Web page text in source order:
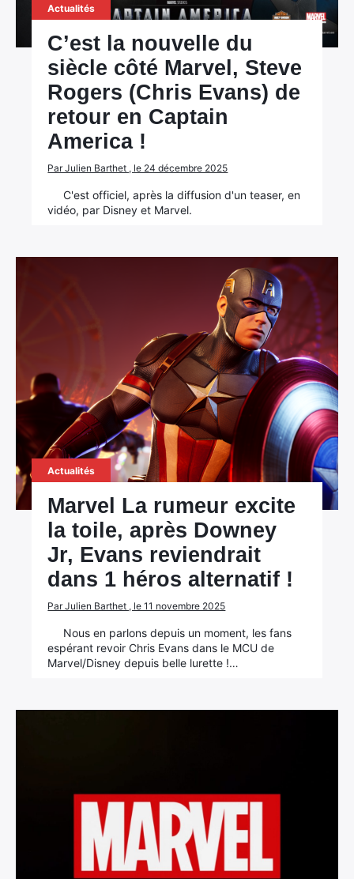
Actualités
C’est la nouvelle du
siècle côté Marvel, Steve
Rogers (Chris Evans) de
retour en Captain
America !
Par Julien Barthet , le 24 décembre 2025
C'est officiel, après la diffusion d'un teaser, en
vidéo, par Disney et Marvel.
Actualités
Marvel La rumeur excite
la toile, après Downey
Jr, Evans reviendrait
dans 1 héros alternatif !
Par Julien Barthet , le 11 novembre 2025
Nous en parlons depuis un moment, les fans
espérant revoir Chris Evans dans le MCU de
Marvel/Disney depuis belle lurette !…